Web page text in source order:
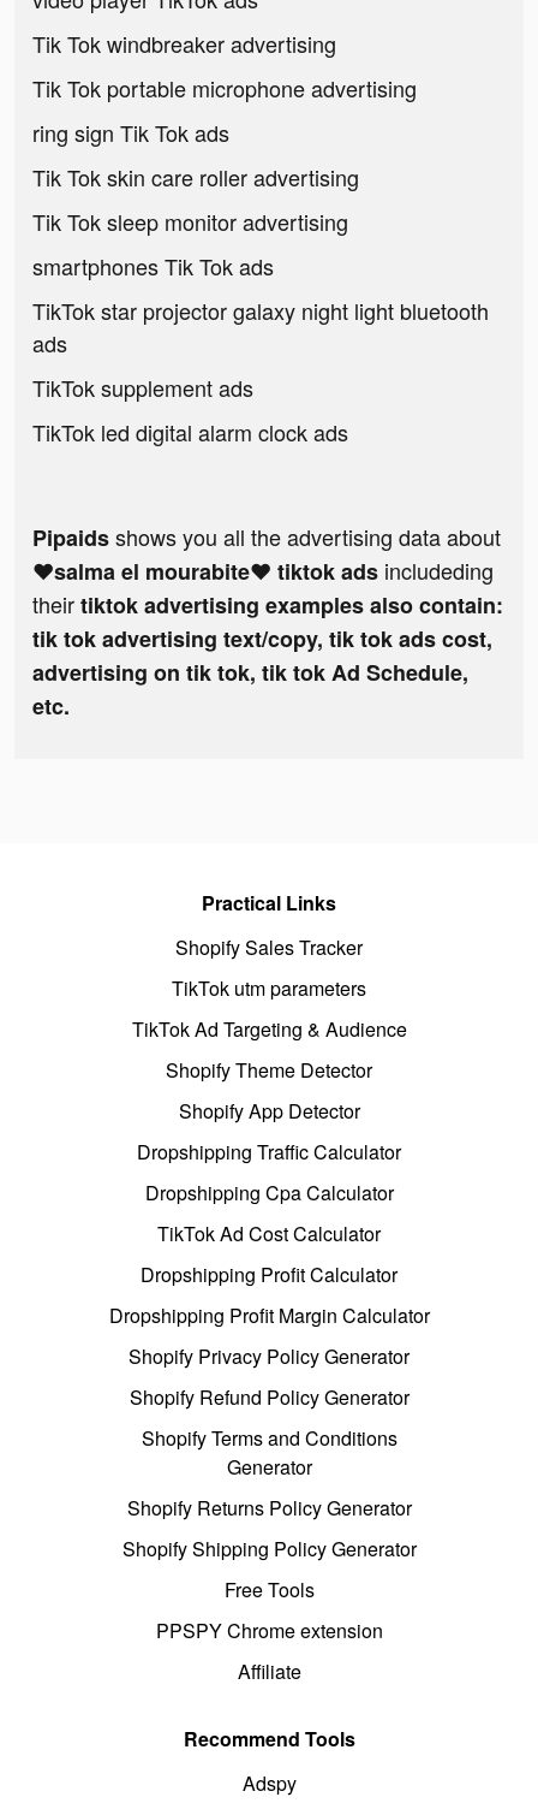
Tik Tok windbreaker advertising
Tik Tok portable microphone advertising
ring sign Tik Tok ads
Tik Tok skin care roller advertising
Tik Tok sleep monitor advertising
smartphones Tik Tok ads
TikTok star projector galaxy night light bluetooth
ads
TikTok supplement ads
TikTok led digital alarm clock ads
Pipaidsshows you all the advertising data about
❤salma el mourabite❤ tiktok ads includeding
theirtiktok advertising examples also contain:
tik tok advertising text/copy, tik tok ads cost,
advertising on tik tok, tik tok Ad Schedule,
etc.
Practical Links
Shopify Sales Tracker
TikTok utm parameters
TikTok Ad Targeting & Audience
Shopify Theme Detector
Shopify App Detector
Dropshipping Traffic Calculator
Dropshipping Cpa Calculator
TikTok Ad Cost Calculator
Dropshipping Profit Calculator
Dropshipping Profit Margin Calculator
Shopify Privacy Policy Generator
Shopify Refund Policy Generator
Shopify Terms and Conditions
Generator
Shopify Returns Policy Generator
Shopify Shipping Policy Generator
Free Tools
PPSPY Chrome extension
Affiliate
Recommend Tools
Adspy